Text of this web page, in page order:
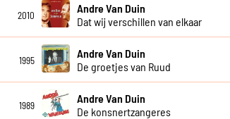
2010
Andre Van Duin
Dat wij verschillen van elkaar
1995
Andre Van Duin
De groetjes van Ruud
1989
Andre Van Duin
De konsnertzangeres